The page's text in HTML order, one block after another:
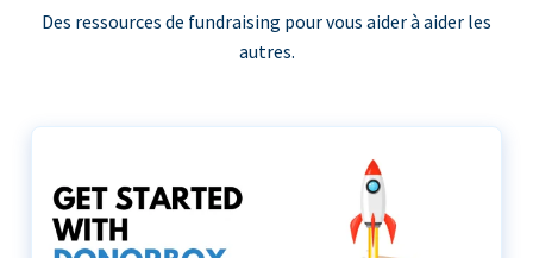
Des ressources de fundraising pour vous aider à aider les
autres.